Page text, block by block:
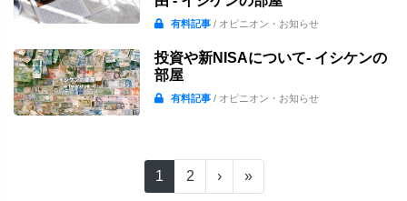
有料記事/ オピニオン・お知らせ
投資や新NISAについて- イシケンの
部屋
有料記事/ オピニオン・お知らせ
1 2 › »